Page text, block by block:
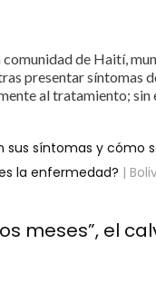
comunidad de Haití,
presentar síntomas
al tratamiento; sin
sus síntomas y cómo
la enfermedad? |
meses”, el